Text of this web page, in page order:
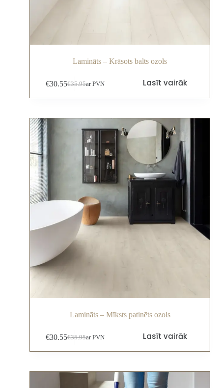
Lamināts – Krāsots balts ozols
€35.95
€30.55 ar PVN Lasīt vairāk
Lamināts – Mīksts patinēts ozols
€35.95
€30.55 ar PVN Lasīt vairāk